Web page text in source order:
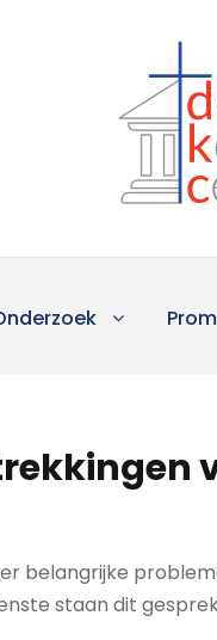
belangrijke
staan dit